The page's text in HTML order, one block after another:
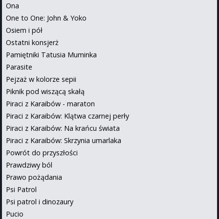
Ona
One to One: John & Yoko
Osiem i pół
Ostatni konsjerż
Pamiętniki Tatusia Muminka
Parasite
Pejzaż w kolorze sepii
Piknik pod wiszącą skałą
Piraci z Karaibów - maraton
Piraci z Karaibów: Klątwa czarnej perły
Piraci z Karaibów: Na krańcu świata
Piraci z Karaibów: Skrzynia umarlaka
Powrót do przyszłości
Prawdziwy ból
Prawo pożądania
Psi Patrol
Psi patrol i dinozaury
Pucio